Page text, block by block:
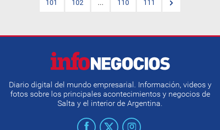
101 102 ... 110 111
Diario digital del mundo empresarial. Información, videos y
fotos sobre los principales acontecimientos y negocios de
Salta y el interior de Argentina.